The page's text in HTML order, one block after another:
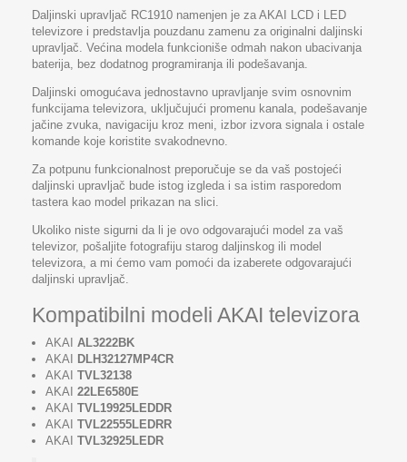
Daljinski upravljač RC1910 namenjen je za AKAI LCD i LED
televizore i predstavlja pouzdanu zamenu za originalni daljinski
upravljač. Većina modela funkcioniše odmah nakon ubacivanja
baterija, bez dodatnog programiranja ili podešavanja.
Daljinski omogućava jednostavno upravljanje svim osnovnim
funkcijama televizora, uključujući promenu kanala, podešavanje
jačine zvuka, navigaciju kroz meni, izbor izvora signala i ostale
komande koje koristite svakodnevno.
Za potpunu funkcionalnost preporučuje se da vaš postojeći
daljinski upravljač bude istog izgleda i sa istim rasporedom
tastera kao model prikazan na slici.
Ukoliko niste sigurni da li je ovo odgovarajući model za vaš
televizor, pošaljite fotografiju starog daljinskog ili model
televizora, a mi ćemo vam pomoći da izaberete odgovarajući
daljinski upravljač.
Kompatibilni modeli AKAI televizora
AKAI AL3222BK
AKAI
DLH32127MP4CR
AKAI TVL32138
AKAI 22LE6580E
AKAI TVL19925LEDDR
AKAI TVL22555LEDRR
AKAI TVL32925LEDR